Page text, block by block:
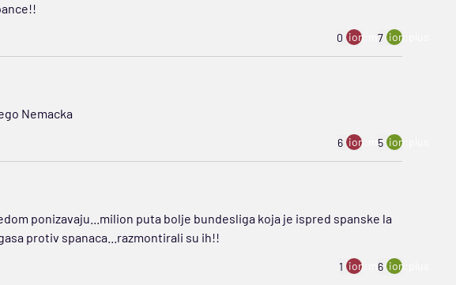
0 ion:minus
7 ion:plus
Nemacka
6 ion:minus
5 ion:plus
ponizavaju...milion puta bolje bundesliga koja je ispred spanske la
protiv spanaca...razmontirali su ih!!
1 ion:minus
6 ion:plus